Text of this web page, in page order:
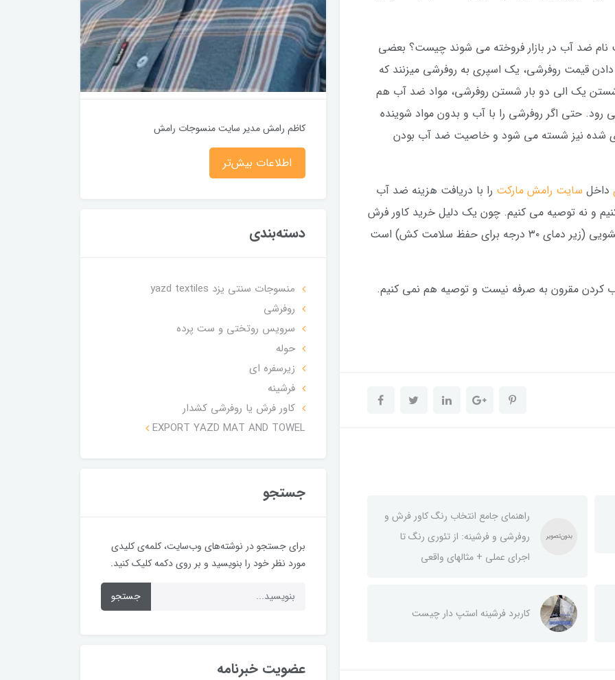
ضد آب در بازار فروخته می شوند چیست؟ بعضی
دادن قیمت روفرشی، یک اسپری به روفرشی میزنند که
یک الی دو بار شستن روفرشی، مواد ضد آب هم
حتی اگر روفرشی را با آب و بدون مواد شوینده
شده نیز شسته می شود و خاصیت ضد آب بودن
داخل سایت رامش مارکت را با دریافت هزینه ضد آب
و نه توصیه می کنیم. چون یک دلیل خرید کاور فرش
کشدار، راحتی شستشو با مواد شوینده در لباسشویی (زیر دمای ۳۰ درجه برای حفظ سلامت کش) است
کردن مقرون به صرفه نیست و توصیه هم نمی کنیم.
راهنمای جامع انتخاب رنگ کاور فرش و
روفرشی و فرشینه: از تئوری رنگ تا
اجرای عملی + مثالهای واقعی
کاربرد فرشینه استپ دار چیست
کاظم رامش مدیر سایت منسوجات رامش
اطلاعات بیش‌تر
دسته‌بندی
منسوجات سنتی یزد yazd textiles
روفرشی
سرویس روتختی و ست پرده
حوله
زیرسفره ای
فرشینه
کاور فرش یا روفرشی کشدار
EXPORT YAZD MAT AND TOWEL
جستجو
برای جستجو در نوشته‌های وب‌سایت، کلمه‌ی کلیدی
مورد نظر خود را بنویسید و بر روی دکمه کلیک کنید.
جستجو
عضویت خبرنامه